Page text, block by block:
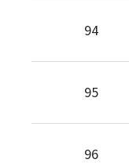
94
95
96